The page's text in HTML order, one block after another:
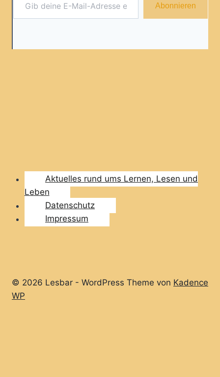
Abonnieren
Aktuelles rund ums Lernen, Lesen und
Leben
Datenschutz
Impressum
© 2026 Lesbar - WordPress Theme von Kadence
WP